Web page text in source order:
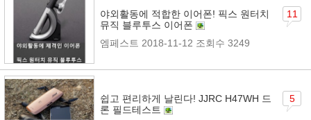
야외활동에 적합한 이어폰! 픽스 원터치
뮤직 블루투스 이어폰
11
엠페스트 2018-11-12 조회수 3249
쉽고 편리하게 날린다! JJRC H47WH 드
론 필드테스트
5